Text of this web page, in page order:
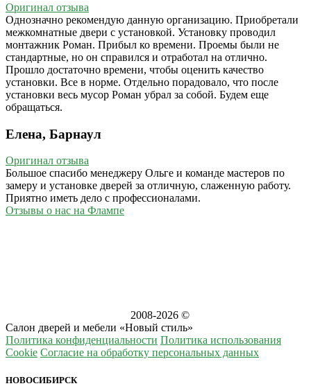
Оригинал отзыва
Однозначно рекомендую данную организацию. Приобретали
межкомнатные двери с установкой. Установку проводил
монтажник Роман. Прибыл ко времени. Проемы были не
стандартные, но он справился и отработал на отлично.
Прошло достаточно времени, чтобы оценить качество
установки. Все в норме. Отдельно порадовало, что после
установки весь мусор Роман убрал за собой. Будем еще
обращаться.
Елена, Барнаул
Оригинал отзыва
Большое спасибо менеджеру Ольге и команде мастеров по
замеру и установке дверей за отличную, слаженную работу.
Приятно иметь дело с профессионалами.
Отзывы о нас на Флампе
2008-2026 ©
Салон дверей и мебели «Новый стиль»
Политика конфиденциальности Политика использования
Cookie Согласие на обработку персональных данных
НОВОСИБИРСК